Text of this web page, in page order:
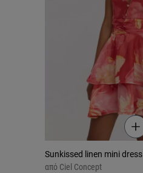
Sunkissed linen mini dress
από Ciel Concept